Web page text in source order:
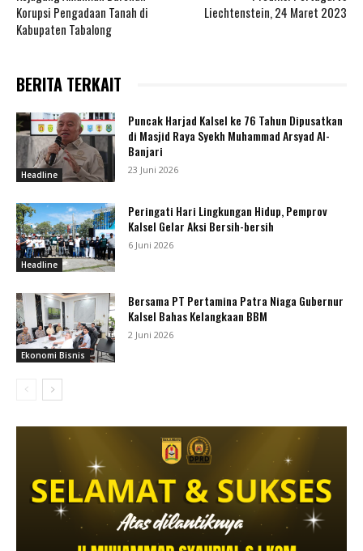
Korupsi Pengadaan Tanah di
Kabupaten Tabalong
Liechtenstein, 24 Maret 2023
BERITA TERKAIT
Headline
Puncak Harjad Kalsel ke 76 Tahun Dipusatkan
di Masjid Raya Syekh Muhammad Arsyad Al-
Banjari
23 Juni 2026
Headline
Peringati Hari Lingkungan Hidup, Pemprov
Kalsel Gelar Aksi Bersih-bersih
6 Juni 2026
Ekonomi Bisnis
Bersama PT Pertamina Patra Niaga Gubernur
Kalsel Bahas Kelangkaan BBM
2 Juni 2026